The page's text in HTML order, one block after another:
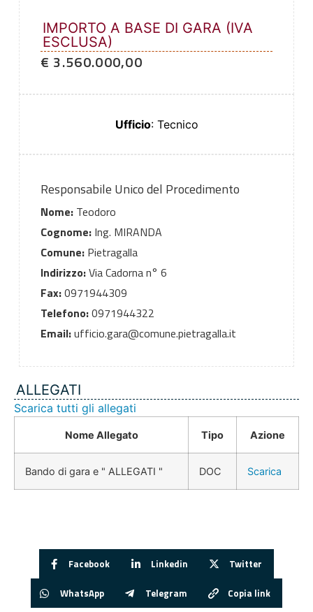
IMPORTO A BASE DI GARA (IVA
ESCLUSA)
€ 3.560.000,00
Ufficio: Tecnico
Responsabile Unico del Procedimento
Nome:Teodoro
Cognome:Ing. MIRANDA
Comune:Pietragalla
Indirizzo:Via Cadorna n° 6
Fax:0971944309
Telefono:0971944322
Email:ufficio.gara@comune.pietragalla.it
ALLEGATI
Scarica tutti gli allegati
Nome Allegato Tipo Azione
Bando di gara e " ALLEGATI " DOC Scarica
Facebook Linkedin Twitter
WhatsApp Telegram Copia link